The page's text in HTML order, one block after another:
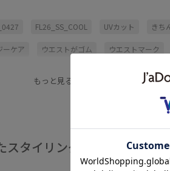
FL26_SS_COOL UVカット きち
ーケア ウエストがゴム ウエストマーク
サンダル シ
取り外し可能 夏の機能素
もっと見る
タイリング